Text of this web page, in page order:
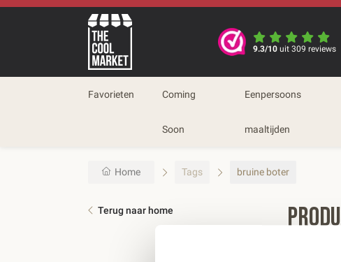
9.3/10 uit 309 reviews
Favorieten Coming
Soon
Eenpersoons
maaltijden
Home Tags bruine boter
Terug naar home